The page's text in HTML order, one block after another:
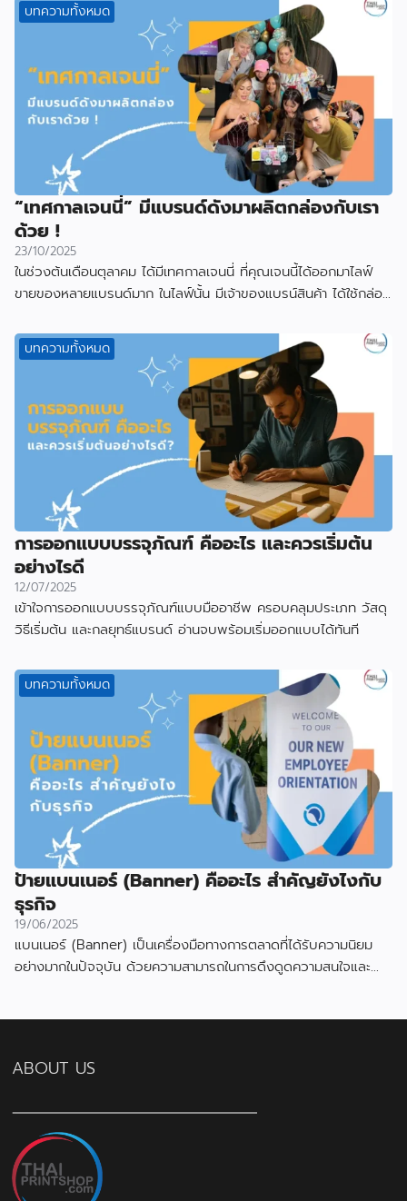
บทความทั้งหมด
“เทศกาลเจนนี่” มีแบรนด์ดังมาผลิตกล่องกับเรา
ด้วย !
23/10/2025
ในช่วงต้นเดือนตุลาคม ได้มีเทศกาลเจนนี่ ที่คุณเจนนี้ได้ออกมาไลฟ์
ขายของหลายแบรนด์มาก ในไลฟ์นั้น มีเจ้าของแบรน์สินค้า ได้ใช้กล่อง
บทความทั้งหมด
การออกแบบบรรจุภัณฑ์ คืออะไร และควรเริ่มต้น
อย่างไรดี
12/07/2025
เข้าใจการออกแบบบรรจุภัณฑ์แบบมืออาชีพ ครอบคลุมประเภท วัสดุ
วิธีเริ่มต้น และกลยุทธ์แบรนด์ อ่านจบพร้อมเริ่มออกแบบได้ทันที
บทความทั้งหมด
ป้ายแบนเนอร์ (Banner) คืออะไร สำคัญยังไงกับ
ธุรกิจ
19/06/2025
แบนเนอร์ (Banner) เป็นเครื่องมือทางการตลาดที่ได้รับความนิยม
อย่างมากในปัจจุบัน ด้วยความสามารถในการดึงดูดความสนใจและ
ABOUT US